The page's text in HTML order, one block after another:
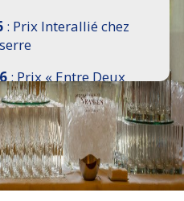
: Prix Interallié chez
: Prix « Entre Deux
au Sénat
Salon de l’Histoire de
du Prix du Guesclin,
8 place Saint-
Paris 8e